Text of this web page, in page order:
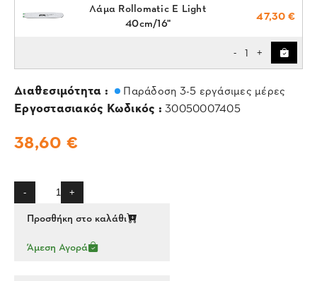
Λάμα Rollomatic E Light
40cm/16"
47,30 €
- 1 +
Διαθεσιμότητα : Παράδοση 3-5 εργάσιμες μέρες
Εργοστασιακός Κωδικός : 30050007405
38,60 €
- +
Προσθήκη στο καλάθι
Άμεση Αγορά